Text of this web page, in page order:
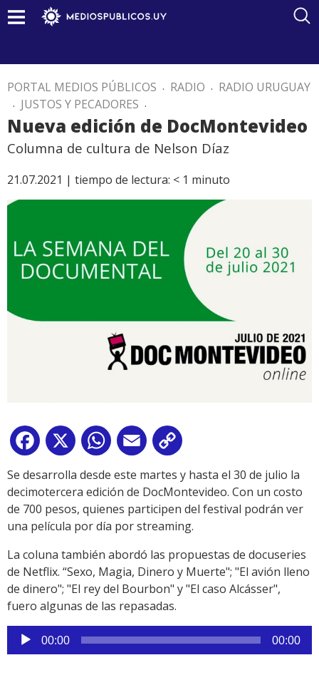
PORTAL MEDIOS PÚBLICOS . RADIO . RADIO URUGUAY
. JUSTOS Y PECADORES .
Nueva edición de DocMontevideo
Columna de cultura de Nelson Díaz
21.07.2021 | tiempo de lectura: < 1 minuto
Facebook
X WhatsApp
Email
Link
Se desarrolla desde este martes y hasta el 30 de julio la
decimotercera edición de DocMontevideo. Con un costo
de 700 pesos, quienes participen del festival podrán ver
una película por día por streaming.
La coluna también abordó las propuestas de docuseries
de Netflix. “Sexo, Magia, Dinero y Muerte"; "El avión lleno
de dinero"; "El rey del Bourbon" y "El caso Alcásser",
fuero algunas de las repasadas.
Reproductor
de
00:00 00:00